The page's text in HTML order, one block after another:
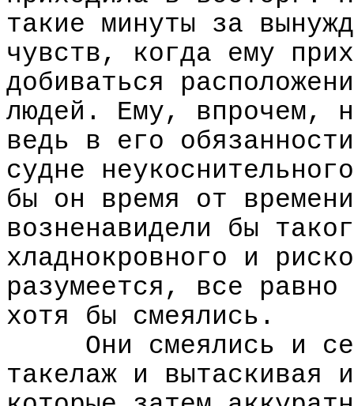
такие минуты за
чувств, когда ему
добиваться
людей. Ему, впрочем,
ведь в его
судне
бы он время от
возненавидели бы
хладнокровного и
разумеется, все
хотя бы смеялись.
Они смеялись и
такелаж и вытаскивая